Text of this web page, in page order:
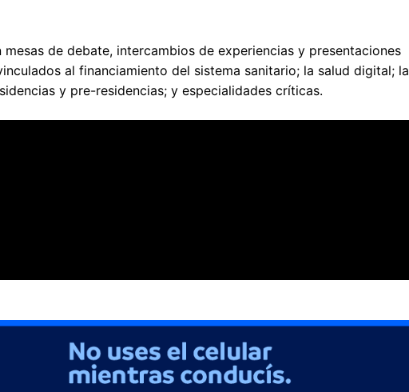
de debate, intercambios de experiencias y presentaciones
al financiamiento del sistema sanitario; la salud digital; la
y pre-residencias; y especialidades críticas.